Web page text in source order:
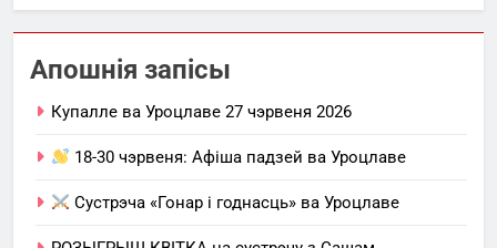
Апошнія запісы
Купалле ва Уроцлаве 27 чэрвеня 2026
18-30 чэрвеня: Афіша падзей ва Уроцлаве
Сустрэча «Гонар і годнасць» ва Уроцлаве